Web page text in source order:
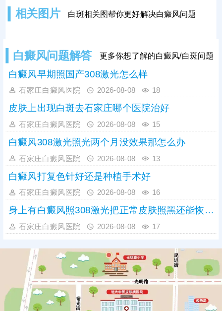
疗模式，内外同步修复黑色素，祛白
相关图片 白斑相关图帮你更好解决白癜风问题
白癜风问题解答 更多你想了解的白癜风/白斑问题
白癜风早期照国产308激光怎么样
石家庄白癜风医院 2026-08-08 18
皮肤上出现白斑去石家庄哪个医院治好
石家庄白癜风医院 2026-08-08 15
白癜风308激光照光两个月没效果那怎么办
石家庄白癜风医院 2026-08-08 13
白癜风打复色针好还是种植手术好
石家庄白癜风医院 2026-08-08 16
身上有白癜风照308激光把正常皮肤照黑还能恢复吗
石家庄白癜风医院 2026-08-08 17